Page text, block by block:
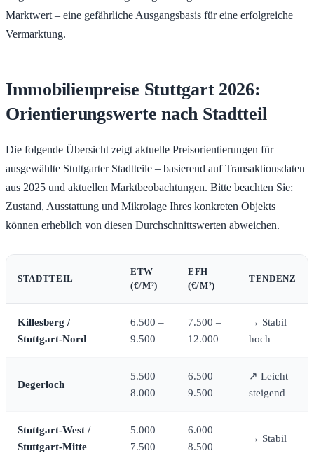
Marktwert – eine gefährliche Ausgangsbasis für eine erfolgreiche
Vermarktung.
Immobilienpreise Stuttgart 2026:
Orientierungswerte nach Stadtteil
Die folgende Übersicht zeigt aktuelle Preisorientierungen für
ausgewählte Stuttgarter Stadtteile – basierend auf Transaktionsdaten
aus 2025 und aktuellen Marktbeobachtungen. Bitte beachten Sie:
Zustand, Ausstattung und Mikrolage Ihres konkreten Objekts
können erheblich von diesen Durchschnittswerten abweichen.
STADTTEIL
ETW
(€/M²)
EFH
(€/M²)
TENDENZ
Killesberg /
Stuttgart-Nord
6.500 –
9.500
7.500 –
12.000
→ Stabil
hoch
Degerloch
5.500 –
8.000
6.500 –
9.500
↗ Leicht
steigend
Stuttgart-West /
Stuttgart-Mitte
5.000 –
7.500
6.000 –
8.500
→ Stabil